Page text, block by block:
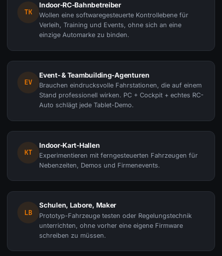
TK
Indoor-RC-Bahnbetreiber
Wollen eine softwaregesteuerte Kontrollebene für
Verleih, Training und Events, ohne sich an eine
einzige Automarke zu binden.
EV
Event- & Teambuilding-Agenturen
Brauchen eindrucksvolle Fahrstationen, die auf einem
Stand professionell wirken. PC + Cockpit + echtes RC-
Auto schlägt jede Tablet-Demo.
KT
Indoor-Kart-Hallen
Experimentieren mit ferngesteuerten Fahrzeugen für
Nebenzeiten, Demos und Firmenevents.
LB
Schulen, Labore, Maker
Prototyp-Fahrzeuge testen oder Regelungstechnik
unterrichten, ohne vorher eine eigene Firmware
schreiben zu müssen.